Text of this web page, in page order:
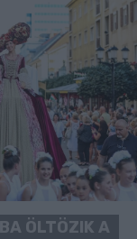
ÖLTÖZIK A